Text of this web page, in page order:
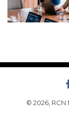
© 2026,